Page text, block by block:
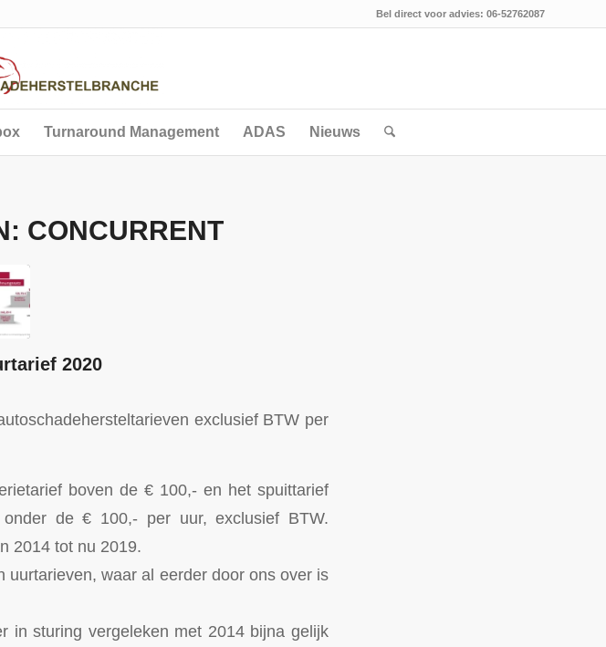
Bel direct voor advies: 06-52762087
Turnaround Management ADAS Nieuws
CONCURRENT
2020
exclusief BTW per
boven de € 100,- en het spuittarief
de € 100,- per uur, exclusief BTW.
2014 tot nu 2019.
waar al eerder door ons over is
in sturing vergeleken met 2014 bijna gelijk